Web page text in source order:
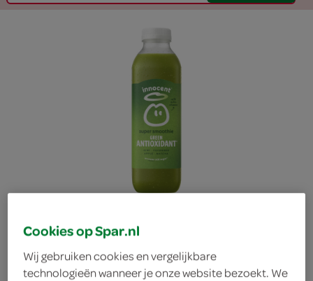
Cookies op Spar.nl
Wij gebruiken cookies en vergelijkbare
technologieën wanneer je onze website bezoekt. We